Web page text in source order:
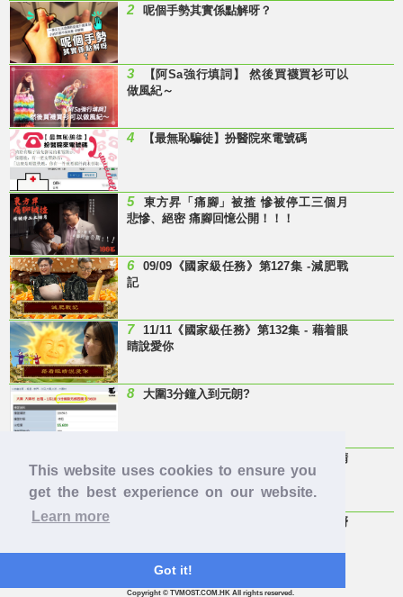
This website uses cookies to ensure you
get the best experience on our website.
Learn more
Got it!
2 呢個手勢其實係點解呀？
3
【阿Sa強行填詞】 然後買襪買衫可以
做風紀～
4 【最無恥騙徒】扮醫院來電號碼
5
東方昇「痛腳」被揸 慘被停工三個月
悲慘、絕密 痛腳回憶公開！！！
6
09/09《國家級任務》第127集 -減肥戰
記
7
11/11《國家級任務》第132集 - 藉着眼
睛說愛你
8 大圍3分鐘入到元朗?
Last Minute 迎接Baby雞精班！滴雞精
邊隻好？
【童年回憶】 有冇人記得呢兩隻嘢
Copyright © TVMOST.COM.HK All rights reserved.